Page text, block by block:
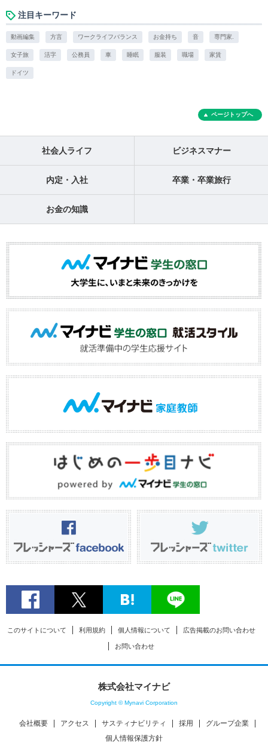
注目キーワード
動画編集 方言 ワークライフバランス お金持ち 音 専門家.
女子旅 活字 公務員 車 睡眠 服装 職場 家賃
ドイツ
ページトップへ
社会人ライフ ビジネスマナー
内定・入社 卒業・卒業旅行
お金の知識
このサイトについて 利用規約 個人情報について 広告掲載のお問い合わせ
お問い合わせ
株式会社マイナビ
Copyright © Mynavi Corporation
会社概要 アクセス サスティナビリティ 採用
グループ企業
個人情報保護方針